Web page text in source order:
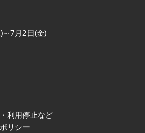
7月2日(金)
利用停止など
リシー